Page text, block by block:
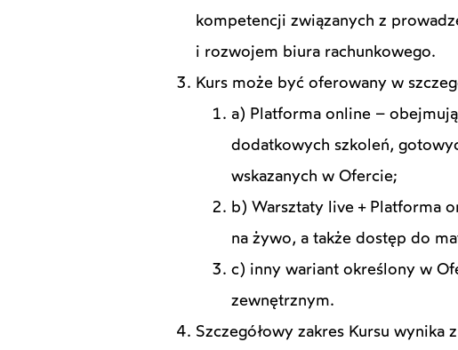
kompetencji związanych z
i rozwojem biura rachunkowego.
Kurs może być oferowany w
a) Platforma online –
dodatkowych szkoleń,
wskazanych w Ofercie;
b) Warsztaty live + Platforma
na żywo, a także dostęp do
c) inny wariant określony w
zewnętrznym.
Szczegółowy zakres Kursu